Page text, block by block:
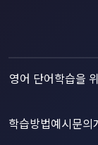
영어 단어학습을
학습방법예시문의